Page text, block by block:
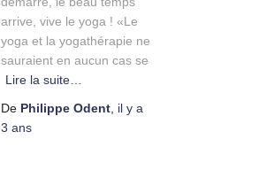
arrive, vive le yoga ! «Le
yoga et la yogathérapie ne
sauraient en aucun cas se
Lire la suite…
De Philippe Odent, il y a
3 ans